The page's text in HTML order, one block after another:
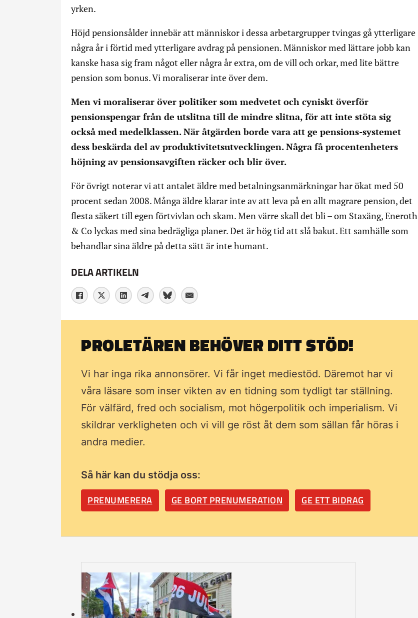
yrken.
Höjd pensionsålder innebär att människor i dessa arbetargrupper tvingas gå ytterligare
några år i förtid med ytterligare avdrag på pensionen. Människor med lättare jobb kan
kanske hasa sig fram något eller några år extra, om de vill och orkar, med lite bättre
pension som bonus. Vi moraliserar inte över dem.
Men vi moraliserar över politiker som medvetet och cyniskt överför
pensionspengar från de utslitna till de mindre slitna, för att inte stöta sig
också med medelklassen. När åtgärden borde vara att ge pensions-systemet
dess beskärda del av produktivitetsutvecklingen. Några få procentenheters
höjning av pensionsavgiften räcker och blir över.
För övrigt noterar vi att antalet äldre med betalningsanmärkningar har ökat med 50
procent sedan 2008. Många äldre klarar inte av att leva på en allt magrare pension, det
flesta säkert till egen förtvivlan och skam. Men värre skall det bli – om Staxäng, Eneroth
& Co lyckas med sina bedrägliga planer. Det är hög tid att slå bakut. Ett samhälle som
behandlar sina äldre på detta sätt är inte humant.
DELA ARTIKELN
PROLETÄREN BEHÖVER DITT STÖD!
Vi har inga rika annonsörer. Vi får inget mediestöd. Däremot har vi
våra läsare som inser vikten av en tidning som tydligt tar ställning.
För välfärd, fred och socialism, mot högerpolitik och imperialism. Vi
skildrar verkligheten och vi vill ge röst åt dem som sällan får höras i
andra medier.
Så här kan du stödja oss:
PRENUMERERA GE BORT PRENUMERATION GE ETT BIDRAG